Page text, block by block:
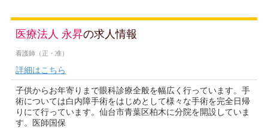
医療法人 永昇の求人情報
看護師（正・准）
詳細はこちら
子供からお年寄りまで眼科診療全般を幅広く行っています。手
術については白内障手術をはじめとして様々な手術を完全日帰
りにて行っています。仙台市青葉区柏木に分院を開設していま
す。医師国保